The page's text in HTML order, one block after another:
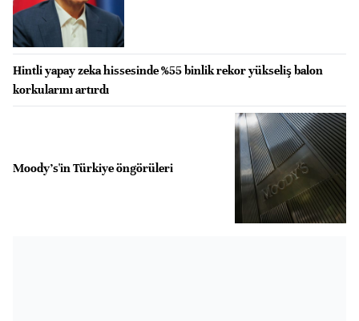
Hintli yapay zeka hissesinde %55 binlik rekor yükseliş balon
korkularını artırdı
Moody's'in Türkiye öngörüleri